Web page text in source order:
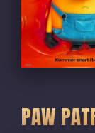
PAW